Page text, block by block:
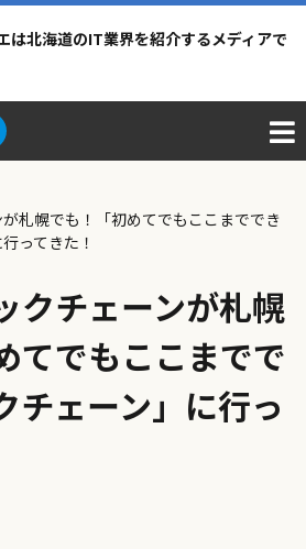
は北海道のIT業界を紹介するメディアで
札幌でも！「初めてでもここまででき
ってきた！
クチェーンが札幌
てでもここまでで
チェーン」に行っ